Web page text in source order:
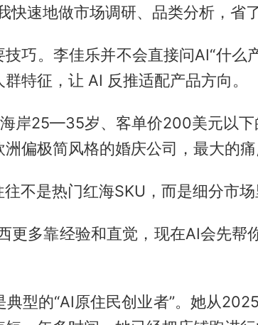
快速地做市场调研、品类分析，省
技巧。李佳乐并不会直接问AI“什么
特征，让 AI 反推适配产品方向。
岸25—35岁、客单价200美元以
洲偏极简风格的婚庆公司，最大的
不是热门红海SKU，而是细分市场
更多靠经验和直觉，现在AI会先帮
典型的“AI原住民创业者”。她从